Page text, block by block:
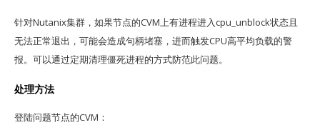
针对Nutanix集群，如果节点的CVM上有进程进入cpu_unblock状态且
无法正常退出，可能会造成句柄堵塞，进而触发CPU高平均负载的警
报。可以通过定期清理僵死进程的方式防范此问题。
处理方法
登陆问题节点的CVM：